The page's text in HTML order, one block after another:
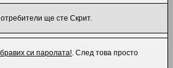
ще сте Скрит.
си паролата!. След това просто